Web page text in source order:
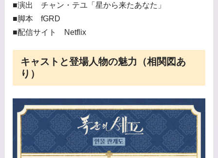
■演出 チャン・テユ「星から来たあなた」
■脚本 fGRD
■配信サイト Netflix
キャストと登場人物の魅力（相関図あ
り）